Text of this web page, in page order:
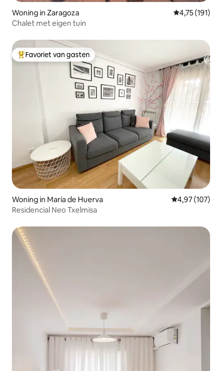
Woning in Zaragoza Gemiddelde
4,75 (191)
Chalet met eigen tuin
Topfavoriet van gasten
Favoriet van gasten
Woning in María de Huerva Gemiddelde
4,97 (107)
Residencial Neo Txelmisa